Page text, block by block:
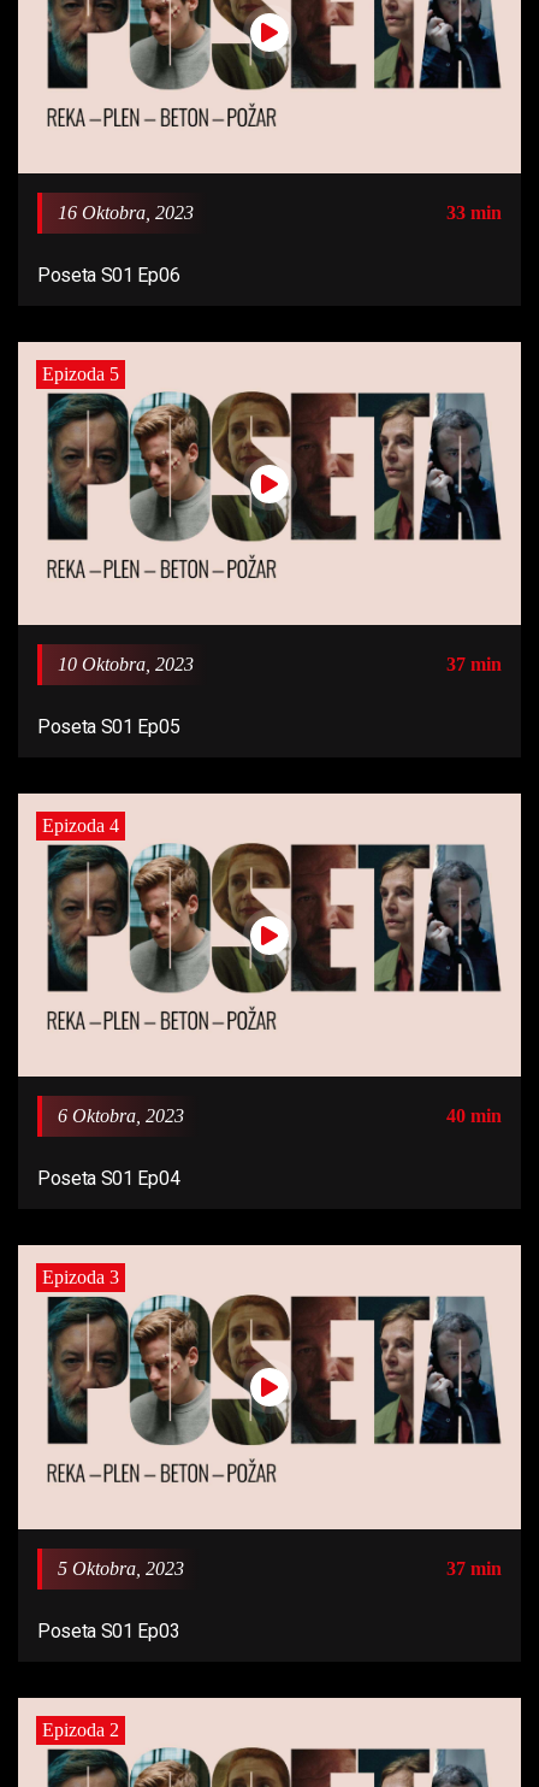
16 Oktobra, 2023 33 min
Poseta S01 Ep06
Epizoda 5
10 Oktobra, 2023 37 min
Poseta S01 Ep05
Epizoda 4
6 Oktobra, 2023 40 min
Poseta S01 Ep04
Epizoda 3
5 Oktobra, 2023 37 min
Poseta S01 Ep03
Epizoda 2